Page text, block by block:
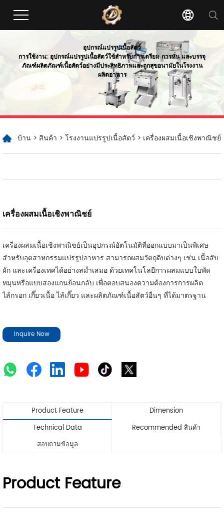
อุปกรณ์แปรรูปเนื้อสัตว์
การใช้งาน: อุปกรณ์แปรรูปเนื้อสัตว์ใช้สำหรับการเตรียม การหั่น และบรรจุ
ภัณฑ์ผลิตภัณฑ์เนื้อสัตว์อย่างมีประสิทธิภาพและถูกสุขอนามัยในโรงงาน
ผลิตอาหาร
บ้าน > สินค้า > โรงงานแปรรูปเนื้อสัตว์ > เครื่องผสมเนื้อเชิงพาณิชย์
เครื่องผสมเนื้อเชิงพาณิชย์
เครื่องผสมเนื้อเชิงพาณิชย์เป็นอุปกรณ์อัตโนมัติที่ออกแบบมาเป็นพิเศษ
สำหรับอุตสาหกรรมแปรรูปอาหาร สามารถผสมวัตถุดิบต่างๆ เช่น เนื้อสับ
ผัก และเครื่องเทศได้อย่างสม่ำเสมอ ด้วยเทคโนโลยีการผสมแบบใบพัด
หมุนหรือแบบสองแกนย้อนกลับ เพื่อตอบสนองความต้องการการผลิต
ไส้กรอก เกี๊ยวเนื้อ ไส้เกี๊ยว และผลิตภัณฑ์เนื้อสัตว์อื่นๆ ที่ได้มาตรฐาน
Inquire Now
Product Feature
Dimension
Technical Data
Recommended สินค้า
สอบถามข้อมูล
Product Feature